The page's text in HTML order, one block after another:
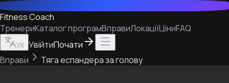
Fitness Coach
ТренериКаталог програмВправиЛокаціїЦіниFAQ
УК УвійтиПочати
Вправи
Тяга еспандера за голову